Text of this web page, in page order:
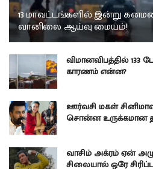
13 மாவட்டங்களில் இன்று
வானிலை ஆய்வு மையம்!
விமானவிபத்தில் 133
காரணம் என்ன?
ஊர்வசி மகள்
சொன்ன உருக்கமான
வாசிம் அக்ரம் ஏன்
சிலையால் ஒரே